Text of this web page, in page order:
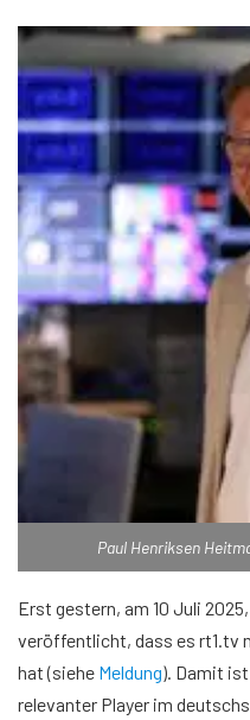
Paul Henriksen
Erst gestern, am 10 Juli
veröffentlicht, dass es rt1.tv
hat (siehe Meldung). Damit ist
relevanter Player im